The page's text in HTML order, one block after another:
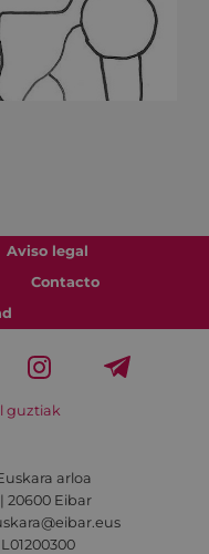
Aviso legal
Contacto
guztiak
arloa
20600 Eibar